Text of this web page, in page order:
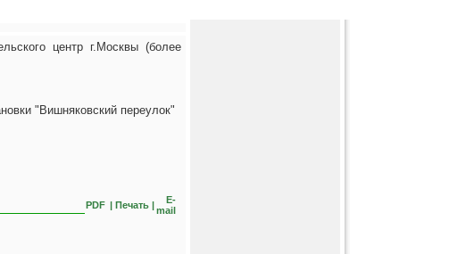
центр г.Москвы (более
"Вишняковский переулок"
PDF | Печать |
E-
mail